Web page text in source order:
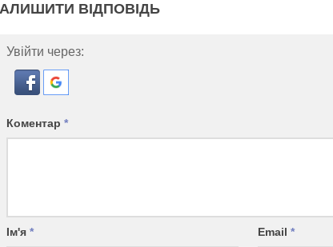
ВІДПОВІДЬ
Увійти через:
Коментар *
Ім'я * Email*